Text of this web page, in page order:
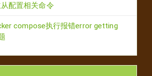
配置相关命令
compose执行报错error getting